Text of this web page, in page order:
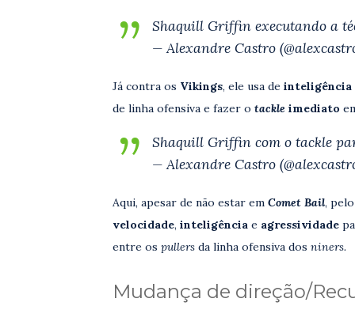
Shaquill Griffin executando a
— Alexandre Castro
Já contra os Vikings, ele usa de inteligência
de linha ofensiva e fazer o tackle imediato
Shaquill Griffin com o tackle
— Alexandre Castro
Aqui, apesar de não estar em Comet Bail,
velocidade, inteligência e agressividade
entre os pullers da linha ofensiva dos niners.
Mudança de direção/